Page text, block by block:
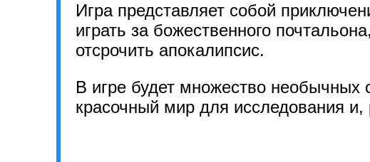
Игра представляет собой
играть за божественного
отсрочить апокалипсис.
В игре будет множество необычных
красочный мир для исследования и,